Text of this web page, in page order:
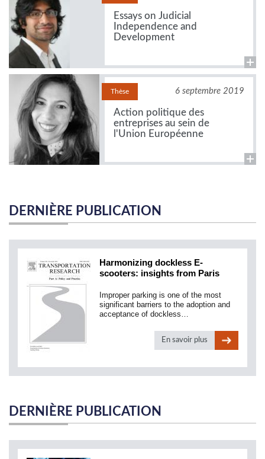
Essays on Judicial
Independence and
Development
Thèse
Action politique des
entreprises au sein de
l'Union Européenne
6 septembre 2019
DERNIÈRE PUBLICATION
Harmonizing dockless E-
scooters: insights from Paris
Improper parking is one of the most
significant barriers to the adoption and
acceptance of dockless…
En savoir plus
DERNIÈRE PUBLICATION